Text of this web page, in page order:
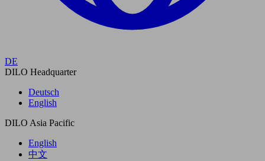
DE
DILO Headquarter
Deutsch
English
DILO Asia Pacific
English
中文